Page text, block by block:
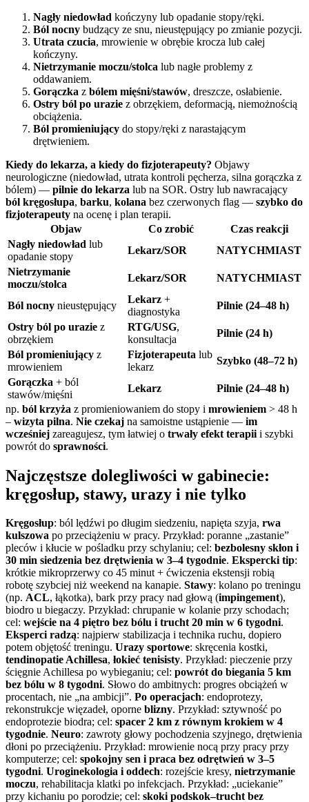
Nagły niedowład kończyny lub opadanie stopy/ręki.
Ból nocny budzący ze snu, nieustępujący po zmianie pozycji.
Utrata czucia, mrowienie w obrębie krocza lub całej
kończyny.
Nietrzymanie moczu/stolca lub nagłe problemy z
oddawaniem.
Gorączka z bólem mięśni/stawów, dreszcze, osłabienie.
Ostry ból po urazie z obrzękiem, deformacją, niemożnością
obciążenia.
Ból promieniujący do stopy/ręki z narastającym
drętwieniem.
Kiedy do lekarza, a kiedy do fizjoterapeuty? Objawy
neurologiczne (niedowład, utrata kontroli pęcherza, silna gorączka z
bólem) — pilnie do lekarza lub na SOR. Ostry lub nawracający
ból kręgosłupa, barku, kolana bez czerwonych flag — szybko do
fizjoterapeuty na ocenę i plan terapii.
Objaw
Co zrobić
Czas reakcji
Nagły niedowład lub
opadanie stopy
Lekarz/SOR
NATYCHMIAST
Nietrzymanie
moczu/stolca
Lekarz/SOR NATYCHMIAST
Ból nocny nieustępujący
Lekarz +
diagnostyka
Pilnie (24–48 h)
Ostry ból po urazie z
obrzękiem
RTG/USG,
konsultacja
Pilnie (24 h)
Ból promieniujący z
mrowieniem
Fizjoterapeuta lub
lekarz
Szybko (48–72 h)
Gorączka + ból
stawów/mięśni
Lekarz
Pilnie (24–48 h)
np. ból krzyża z promieniowaniem do stopy i mrowieniem > 48 h
– wizyta pilna. Nie czekaj na samoistne ustąpienie — im
wcześniej zareagujesz, tym łatwiej o trwały efekt terapii i szybki
powrót do sprawności.
Najczęstsze dolegliwości w gabinecie:
kręgosłup, stawy, urazy i nie tylko
Kręgosłup: ból lędźwi po długim siedzeniu, napięta szyja, rwa
kulszowa po przeciążeniu w pracy. Przykład: poranne „zastanie”
pleców i kłucie w pośladku przy schylaniu; cel: bezbolesny skłon i
30 min siedzenia bez drętwienia w 3–4 tygodnie. Ekspercki tip:
krótkie mikroprzerwy co 45 minut + ćwiczenia ekstensji robią
robotę szybciej niż weekend na kanapie. Stawy: kolano po treningu
(np. ACL, łąkotka), bark przy pracy nad głową (impingement),
biodro u biegaczy. Przykład: chrupanie w kolanie przy schodach;
cel: wejście na 4 piętro bez bólu i trucht 20 min w 6 tygodni.
Eksperci radzą: najpierw stabilizacja i technika ruchu, dopiero
potem objętość treningu. Urazy sportowe: skręcenia kostki,
tendinopatie Achillesa, łokieć tenisisty. Przykład: pieczenie przy
ścięgnie Achillesa po wybieganiu; cel: powrót do biegania 5 km
bez bólu w 8 tygodni. Słowo do ambitnych: progres obciążeń w
procentach, nie „na ambicji”. Po operacjach: endoprotezy,
rekonstrukcje więzadeł, oporne blizny. Przykład: sztywność po
endoprotezie biodra; cel: spacer 2 km z równym krokiem w 4
tygodnie. Neuro: zawroty głowy pochodzenia szyjnego, drętwienia
dłoni po przeciążeniu. Przykład: mrowienie nocą przy pracy przy
komputerze; cel: spokojny sen i praca bez odrętwień w 3–5
tygodni. Uroginekologia i oddech: rozejście kresy, nietrzymanie
moczu, rehabilitacja klatki po infekcjach. Przykład: „uciekanie”
przy kichaniu po porodzie; cel: skoki podskok–trucht bez